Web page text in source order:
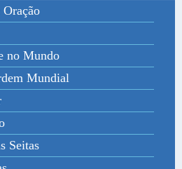
no Mundo
Mundial
Seitas